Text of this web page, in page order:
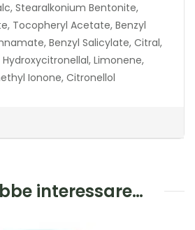
Stearalkonium Bentonite,
Tocopheryl Acetate, Benzyl
Benzyl Salicylate, Citral,
Limonene,
Ionone, Citronellol
interessare…